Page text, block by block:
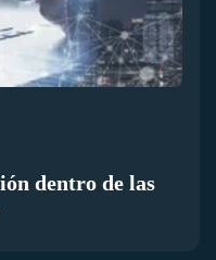
dentro de las